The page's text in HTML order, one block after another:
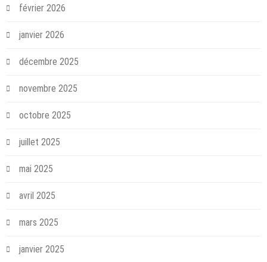
février 2026
janvier 2026
décembre 2025
novembre 2025
octobre 2025
juillet 2025
mai 2025
avril 2025
mars 2025
janvier 2025